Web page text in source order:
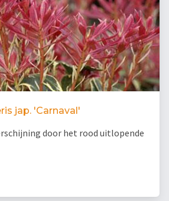
jap. 'Carnaval'
door het rood uitlopende